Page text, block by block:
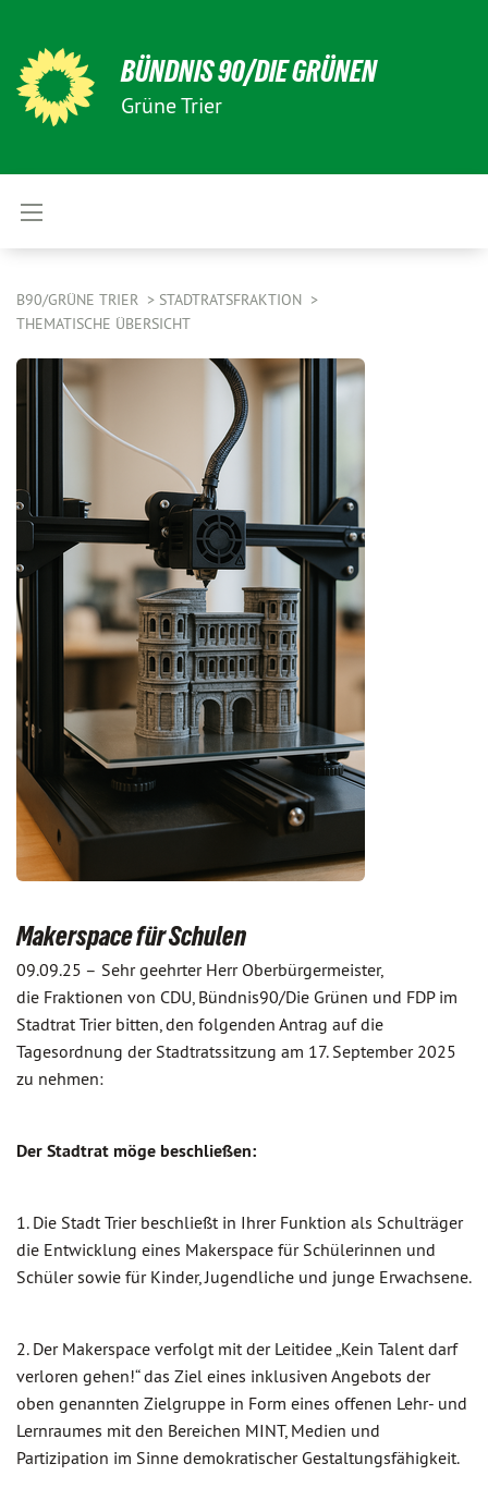
BÜNDNIS 90/DIE GRÜNEN
Grüne Trier
B90/GRÜNE TRIER
STADTRATSFRAKTION
THEMATISCHE ÜBERSICHT
Makerspace für Schulen
09.09.25 – Sehr geehrter Herr Oberbürgermeister,
die Fraktionen von CDU, Bündnis90/Die Grünen und FDP im
Stadtrat Trier bitten, den folgenden Antrag auf die
Tagesordnung der Stadtratssitzung am 17. September 2025
zu nehmen:
Der Stadtrat möge beschließen:
1. Die Stadt Trier beschließt in Ihrer Funktion als Schulträger
die Entwicklung eines Makerspace für Schülerinnen und
Schüler sowie für Kinder, Jugendliche und junge Erwachsene.
2. Der Makerspace verfolgt mit der Leitidee „Kein Talent darf
verloren gehen!“ das Ziel eines inklusiven Angebots der
oben genannten Zielgruppe in Form eines offenen Lehr- und
Lernraumes mit den Bereichen MINT, Medien und
Partizipation im Sinne demokratischer Gestaltungsfähigkeit.